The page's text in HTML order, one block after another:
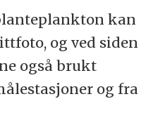
kan
og ved siden
også brukt
og fra